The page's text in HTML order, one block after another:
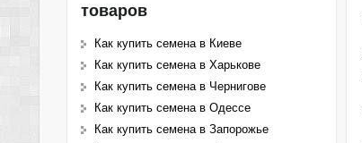
товаров
Как купить семена в Киеве
Как купить семена в Харькове
Как купить семена в Чернигове
Как купить семена в Одессе
Как купить семена в Запорожье